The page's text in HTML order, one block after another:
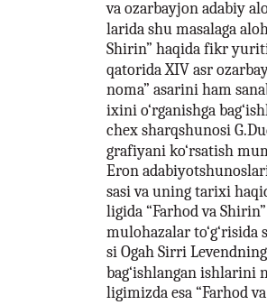
va ozarbayjon adabiy
larida shu masalaga
Shirin” haqida fikr
qatorida XIV asr
noma” asarini ham
ixini o‘rganishga
chex sharqshunosi
grafiyani ko‘rsatish
Eron
sasi va uning tarixi
ligida “Farhod va
mulohazalar to‘g‘risida
si Ogah Sirri
bag‘ishlangan ishlarini
ligimizda esa “Farhod